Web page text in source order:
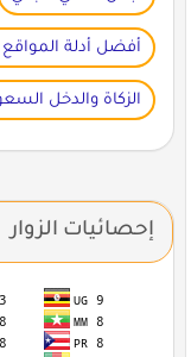
أفضل أدلة المواقع
الزكاة والدخل
إحصائيات الزوار